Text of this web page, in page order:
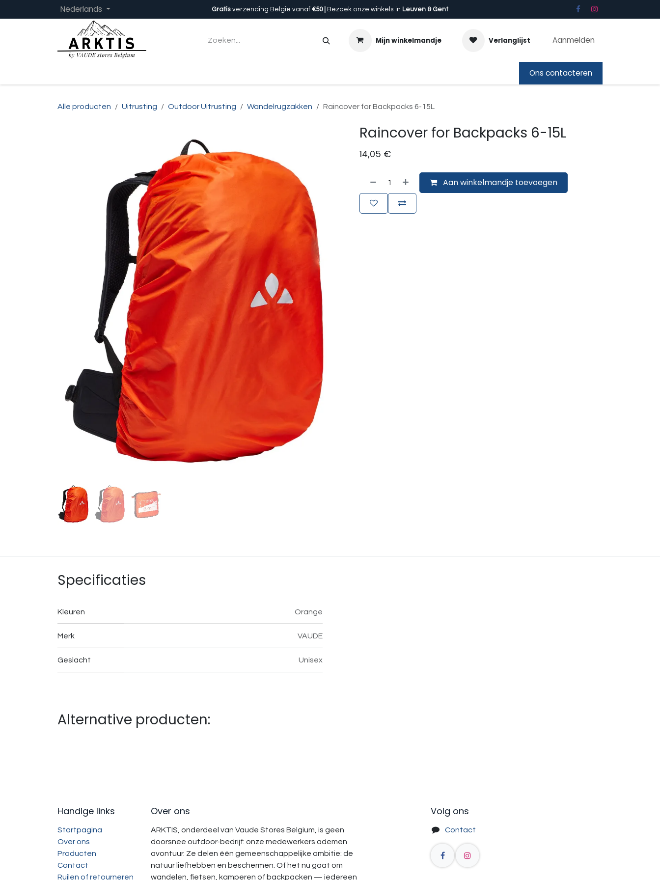
Overslaan naar inhoud
Nederlands Gratis verzending België vanaf €50 | Bezoek onze winkels in Leuven & Gent
Mijn winkelmandje Verlanglijst Aanmelden
Ons contacteren
Alle producten Uitrusting Outdoor Uitrusting Wandelrugzakken Raincover for Backpacks 6-15L
Raincover for Backpacks 6-15L
14,05 €
Aan winkelmandje toevoegen
Specificaties
Kleuren Orange
Merk VAUDE
Geslacht Unisex
Alternative producten:
Handige links
Startpagina
Over ons
Producten
Contact
Ruilen of retourneren
Over ons
ARKTIS, onderdeel van Vaude Stores Belgium, is geen
doorsnee outdoor-bedrijf: onze medewerkers ademen
avontuur. Ze delen één gemeenschappelijke ambitie: de
natuur liefhebben en beschermen. Of het nu gaat om
wandelen, fietsen, kamperen of backpacken — iedereen
Volg ons
Contact